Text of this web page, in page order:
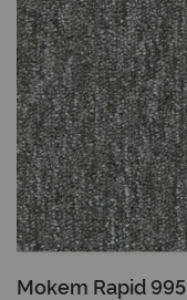
Преминете
Мокет Rapid 995